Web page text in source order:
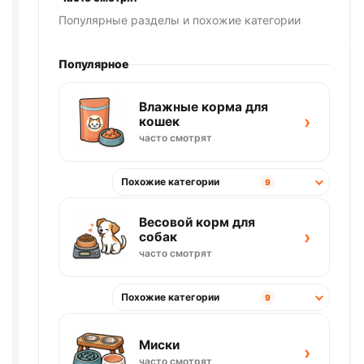
Популярные разделы и похожие категории
Популярное
Влажные корма для
кошек
часто смотрят
›
Похожие категории 9
Весовой корм для
собак
часто смотрят
›
Похожие категории 9
Миски
часто смотрят ›